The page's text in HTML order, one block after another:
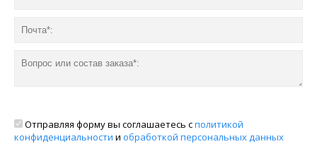
Отправляя форму вы соглашаетесь сполитикой
конфиденциальности и обработкой персональных данных